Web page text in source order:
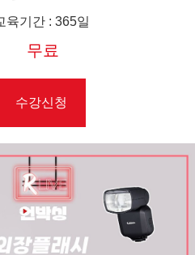
육기간: 365일
무료
수강신청